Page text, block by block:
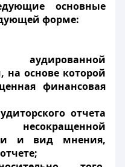
основные
форме:
аудированной
на основе которой
финансовая
отчета
и вид мнения,